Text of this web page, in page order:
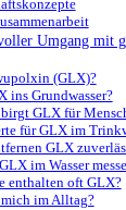
Umgang mit
(GLX)?
ins Grundwasser?
GLX für
für GLX im
GLX
im Wasser
enthalten oft GLX?
im Alltag?